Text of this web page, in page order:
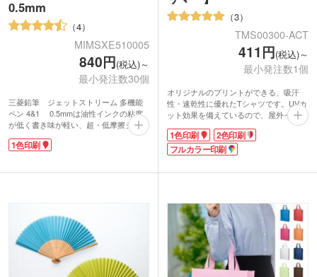
0.5mm
4
MIMSXE510005
840円(税込)～
最小発注数30個
三菱鉛筆 ジェットストリーム 多機能
ペン 4&1 0.5mmは油性インクの粘度
が低く書き味が軽い、超・低摩擦ジェッ
トストリームインク搭載。くっきりと濃
い描線なのに優れた速乾性なので、手が
印刷が目立つオリジナルペンを制作でき
ます。また、おしゃれなオリジナルパッ
ケージにも対応。記念品やプレゼントな
どに喜ばれる自慢の多機能ペンです。
1色印刷
3
TMS00300-ACT
411円(税込)～
最小発注数1個
オリジナルのプリントができる、吸汗
性・速乾性に優れたTシャツです。UVカ
ット効果を備えているので、屋外イベン
トでも安心。ポリエステル100%のメッ
シュ素材を使用し、サラッとした軽い着
心地が魅力です。
能で、デザインの自由度抜群！文化祭や
るオリジナルグッズ作成にぴったりで
す。豊富なカラーバリエーションからお
好きな色をお選びください。
動画提供 : Printstar
1色印刷
2色印刷
フルカラー印刷